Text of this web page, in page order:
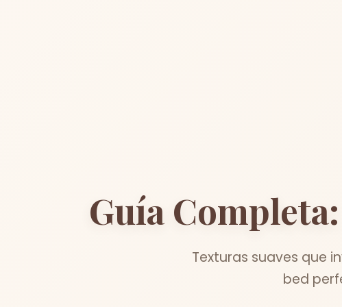
Guía Completa:
Texturas suaves que
bed